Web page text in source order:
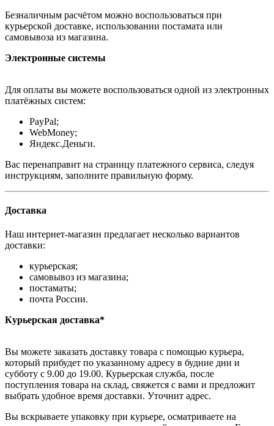
Безналичным расчётом можно воспользоваться при
курьерской доставке, использовании постамата или
самовывоза из магазина.
Электронные системы
Для оплаты вы можете воспользоваться одной из электронных
платёжных систем:
PayPal;
WebMoney;
Яндекс.Деньги.
Вас перенаправит на страницу платежного сервиса, следуя
инструкциям, заполните правильную форму.
Доставка
Наш интернет-магазин предлагает несколько вариантов
доставки:
курьерская;
самовывоз из магазина;
постаматы;
почта России.
Курьерская доставка*
Вы можете заказать доставку товара с помощью курьера,
который прибудет по указанному адресу в будние дни и
субботу с 9.00 до 19.00. Курьерская служба, после
поступления товара на склад, свяжется с вами и предложит
выбрать удобное время доставки. Уточнит адрес.
Вы вскрываете упаковку при курьере, осматриваете на